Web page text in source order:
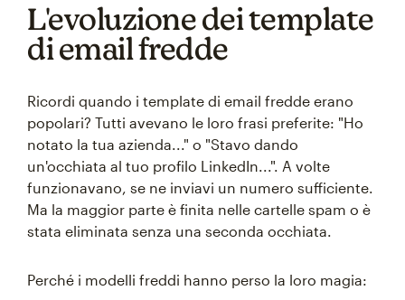
L'evoluzione dei template
di email fredde
Ricordi quando i template di email fredde erano
popolari? Tutti avevano le loro frasi preferite: "Ho
notato la tua azienda..." o "Stavo dando
un'occhiata al tuo profilo LinkedIn...". A volte
funzionavano, se ne inviavi un numero sufficiente.
Ma la maggior parte è finita nelle cartelle spam o è
stata eliminata senza una seconda occhiata.
Perché i modelli freddi hanno perso la loro magia: